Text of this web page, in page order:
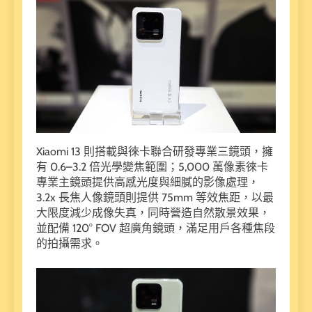
Xiaomi 13 則搭載與徠卡聯合研發專業三鏡頭，擁
有 0.6–3.2 倍光學變焦範圍；5,000 萬像素徠卡
專業主鏡頭提供高感光度與細膩的影像處理，
3.2x 長焦人像鏡頭則提供 75mm 等效焦距，以最
大限度減少成像失真，同時營造自然散景效果，
並配備 120° FOV 超廣角鏡頭，滿足用戶各種焦段
的拍攝需求。